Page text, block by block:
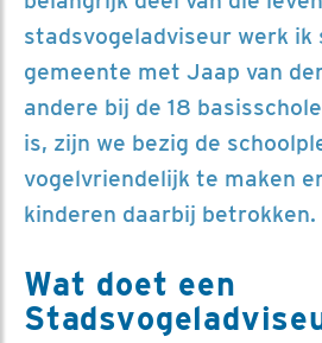
stadsvogeladviseur werk ik
gemeente met Jaap van
andere bij de 18
is, zijn we bezig de
vogelvriendelijk te maken
kinderen daarbij betrokken.
Wat doet een